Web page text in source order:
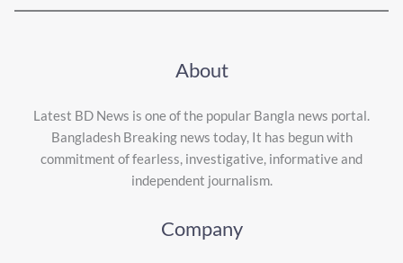
About
Latest BD News is one of the popular Bangla news portal.
Bangladesh Breaking news today, It has begun with
commitment of fearless, investigative, informative and
independent journalism.
Company